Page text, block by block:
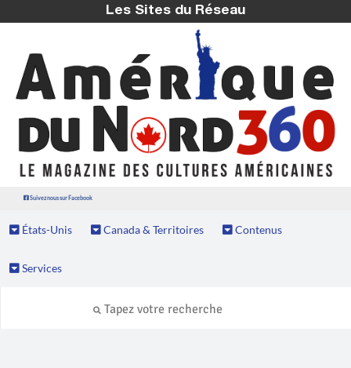
Les Sites du Réseau
Suivez nous sur Facebook
États-Unis Canada & Territoires Contenus
Services